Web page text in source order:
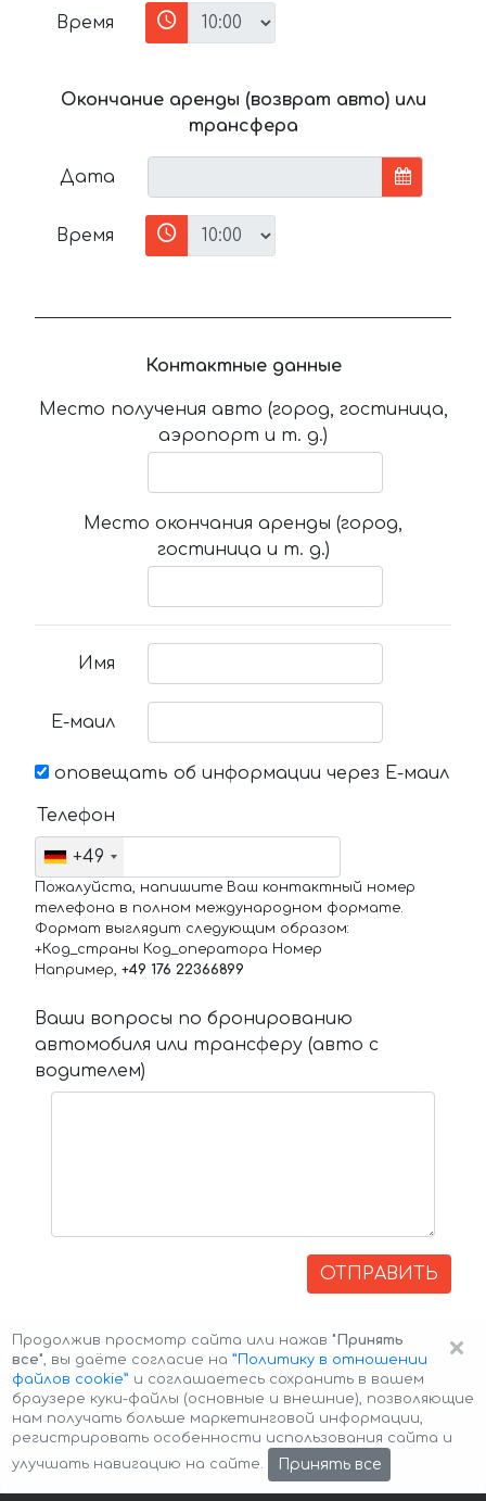
Время
Окончание аренды (возврат авто) или
трансфера
Дата
Время
Контактные данные
Место получения авто (город, гостиница,
аэропорт и т. д.)
Место окончания аренды (город,
гостиница и т. д.)
Имя
Е-маил
оповещать об информации через Е-маил
Телефон
+49
Пожалуйста, напишите Ваш контактный номер
телефона в полном международном формате.
Формат выглядит следующим образом:
+Код_страны Код_оператора Номер
Например, +49 176 22366899
Ваши вопросы по бронированию
автомобиля или трансферу (авто с
водителем)
ОТПРАВИТЬ
Авторские права © 2026 Авто-Аренда Cookie Policy
×
Продолжив просмотр сайта или нажав "Принять
все", вы даёте согласие на ”Политику в отношении
файлов cookie” и соглашаетесь сохранить в вашем
браузере куки-файлы (основные и внешние), позволяющие
нам получать больше маркетинговой информации,
регистрировать особенности использования сайта и
улучшать навигацию на сайте.
Принять все